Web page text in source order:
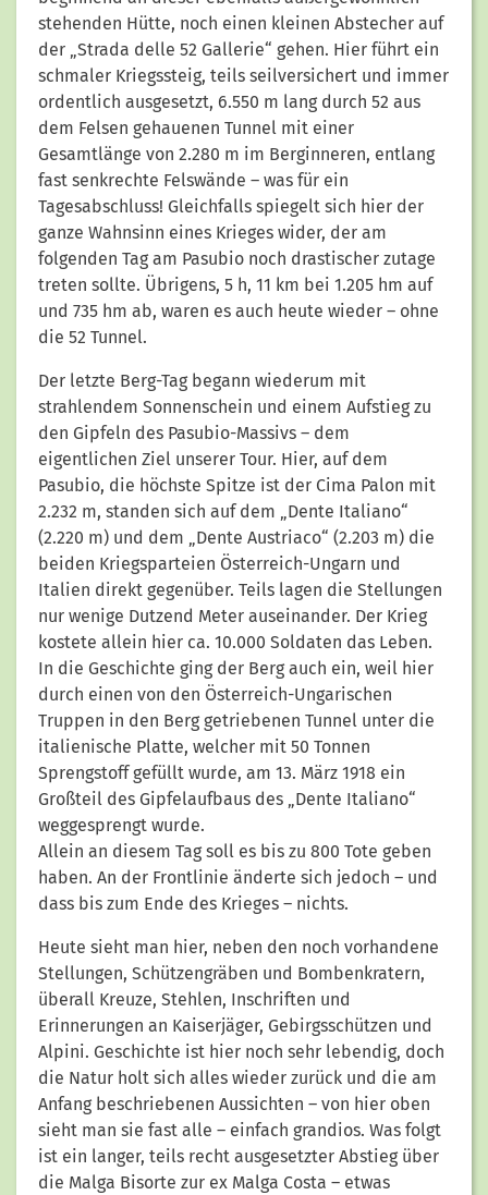
stehenden Hütte, noch einen kleinen Abstecher auf
der „Strada delle 52 Gallerie“ gehen. Hier führt ein
schmaler Kriegssteig, teils seilversichert und immer
ordentlich ausgesetzt, 6.550 m lang durch 52 aus
dem Felsen gehauenen Tunnel mit einer
Gesamtlänge von 2.280 m im Berginneren, entlang
fast senkrechte Felswände – was für ein
Tagesabschluss! Gleichfalls spiegelt sich hier der
ganze Wahnsinn eines Krieges wider, der am
folgenden Tag am Pasubio noch drastischer zutage
treten sollte. Übrigens, 5 h, 11 km bei 1.205 hm auf
und 735 hm ab, waren es auch heute wieder – ohne
die 52 Tunnel.
Der letzte Berg-Tag begann wiederum mit
strahlendem Sonnenschein und einem Aufstieg zu
den Gipfeln des Pasubio-Massivs – dem
eigentlichen Ziel unserer Tour. Hier, auf dem
Pasubio, die höchste Spitze ist der Cima Palon mit
2.232 m, standen sich auf dem „Dente Italiano“
(2.220 m) und dem „Dente Austriaco“ (2.203 m) die
beiden Kriegsparteien Österreich-Ungarn und
Italien direkt gegenüber. Teils lagen die Stellungen
nur wenige Dutzend Meter auseinander. Der Krieg
kostete allein hier ca. 10.000 Soldaten das Leben.
In die Geschichte ging der Berg auch ein, weil hier
durch einen von den Österreich-Ungarischen
Truppen in den Berg getriebenen Tunnel unter die
italienische Platte, welcher mit 50 Tonnen
Sprengstoff gefüllt wurde, am 13. März 1918 ein
Großteil des Gipfelaufbaus des „Dente Italiano“
weggesprengt wurde.
Allein an diesem Tag soll es bis zu 800 Tote geben
haben. An der Frontlinie änderte sich jedoch – und
dass bis zum Ende des Krieges – nichts.
Heute sieht man hier, neben den noch vorhandene
Stellungen, Schützengräben und Bombenkratern,
überall Kreuze, Stehlen, Inschriften und
Erinnerungen an Kaiserjäger, Gebirgsschützen und
Alpini. Geschichte ist hier noch sehr lebendig, doch
die Natur holt sich alles wieder zurück und die am
Anfang beschriebenen Aussichten – von hier oben
sieht man sie fast alle – einfach grandios. Was folgt
ist ein langer, teils recht ausgesetzter Abstieg über
die Malga Bisorte zur ex Malga Costa – etwas